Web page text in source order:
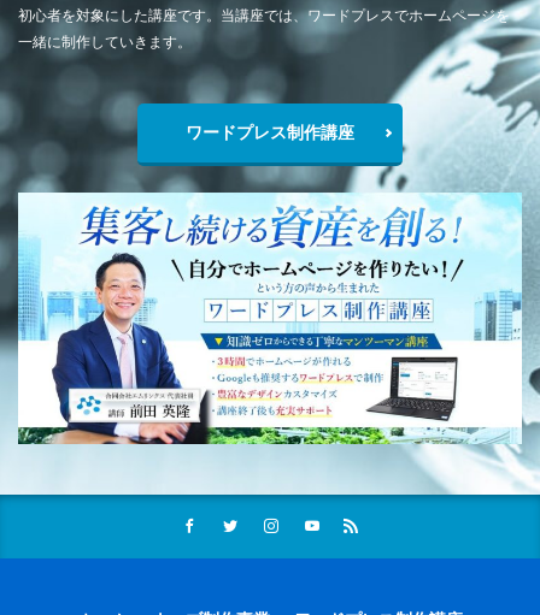
初心者を対象にした講座です。当講座では、ワードプレスでホームページを
一緒に制作していきます。
ワードプレス制作講座